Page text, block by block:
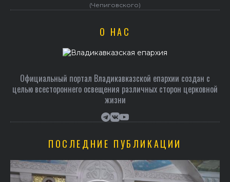
(Чепиговского)
О НАС
Официальный портал Владикавказской епархии создан c
целью всестороннего освещения различных сторон церковной
жизни
ПОСЛЕДНИЕ ПУБЛИКАЦИИ